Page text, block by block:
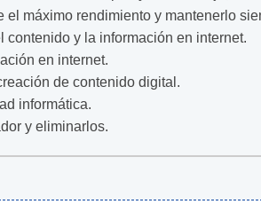
máximo rendimiento y mantenerlo
contenido y la información en internet.
en internet.
de contenido digital.
informática.
y eliminarlos.